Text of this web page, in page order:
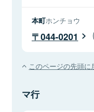
本町ホンチョウ
044-0201
このページの先頭に
マ行